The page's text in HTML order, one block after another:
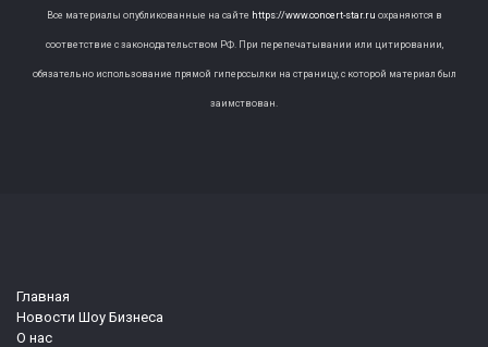
Все материалы опубликованные на сайте https://www.concert-star.ru охраняются в
соответствие с законодательством РФ. При перепечатывании или цитировании,
обязательно использование прямой гиперссылки на страницу, с которой материал был
заимствован.
Главная
Новости Шоу Бизнеса
О нас